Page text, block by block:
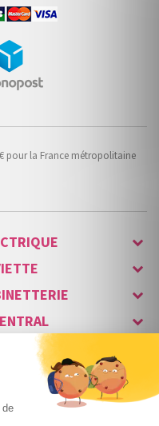
pour la France métropolitaine